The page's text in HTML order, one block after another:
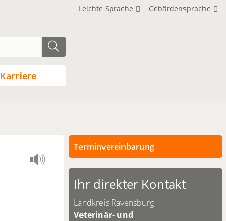
Leichte Sprache Gebärdensprache
Karriere
Terminvereinbarung
Persönliche Termine sind nach
vorheriger Vereinbarung möglich.
unten.
Ihr direkter Kontakt
Landkreis Ravensburg
Veterinär- und